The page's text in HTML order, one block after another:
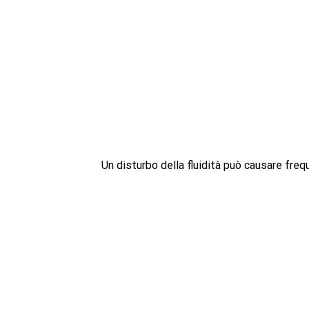
Un disturbo della fluidità può causare